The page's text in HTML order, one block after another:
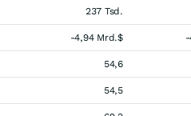
237 Tsd.
-4,94 Mrd.$
54,6
54,5